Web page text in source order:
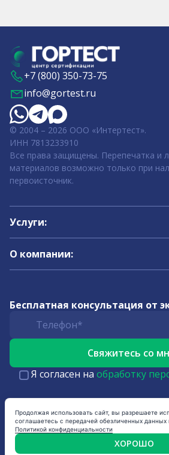
+7 (800) 350-73-75
info@gortest.ru
© 2004 – 2026 ООО «Интертест».
ИНН 7813233910
Все права защищены. Перепечатка и
материалов возможно только при
первоисточник.
Услуги:
О компании:
Бесплатная консультация от
Я согласен на обработку
Продолжая использовать сайт, вы разрешаете
соглашаетесь с передачей обезличенных
Политикой конфиденциальности
ХОРОШО